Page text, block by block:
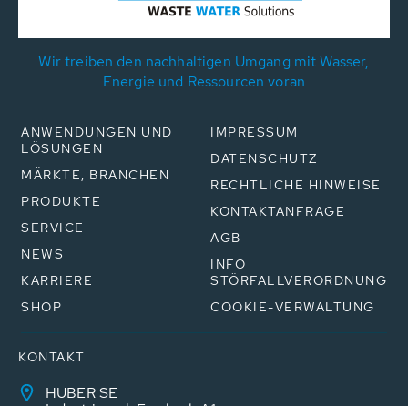
Wir treiben den nachhaltigen Umgang mit Wasser,
Energie und Ressourcen voran
ANWENDUNGEN UND
LÖSUNGEN
MÄRKTE, BRANCHEN
PRODUKTE
SERVICE
NEWS
KARRIERE
SHOP
IMPRESSUM
DATENSCHUTZ
RECHTLICHE HINWEISE
KONTAKTANFRAGE
AGB
INFO
STÖRFALLVERORDNUNG
COOKIE-VERWALTUNG
KONTAKT
HUBER SE